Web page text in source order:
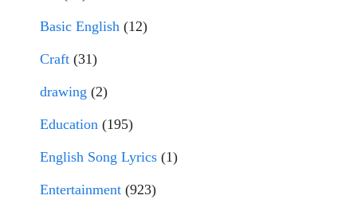
Basic English (12)
Craft (31)
drawing (2)
Education (195)
English Song Lyrics (1)
Entertainment (923)